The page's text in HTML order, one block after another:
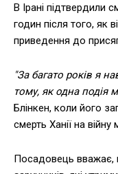
В Ірані підтвердили
годин після того, як
приведення до
"За багато років я
тому, як одна подія
Блінкен, коли його
смерть Ханії на
Посадовець вважає,